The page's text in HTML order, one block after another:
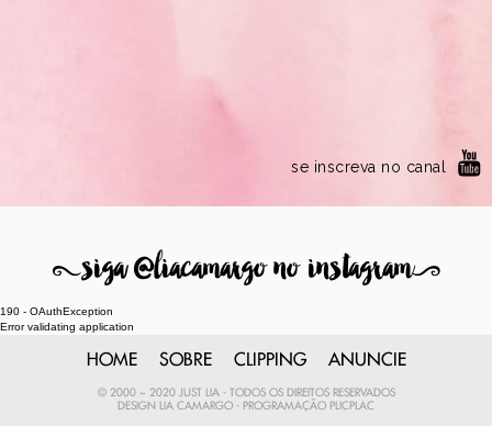
se inscreva no canal
8siga @liacamargo no instagram9
190 - OAuthException
Error validating application
HOME SOBRE CLIPPING ANUNCIE
© 2000 ~ 2020 JUST LIA - TODOS OS DIREITOS RESERVADOS
DESIGN
LIA CAMARGO - PROGRAMAÇÃO PLICPLAC